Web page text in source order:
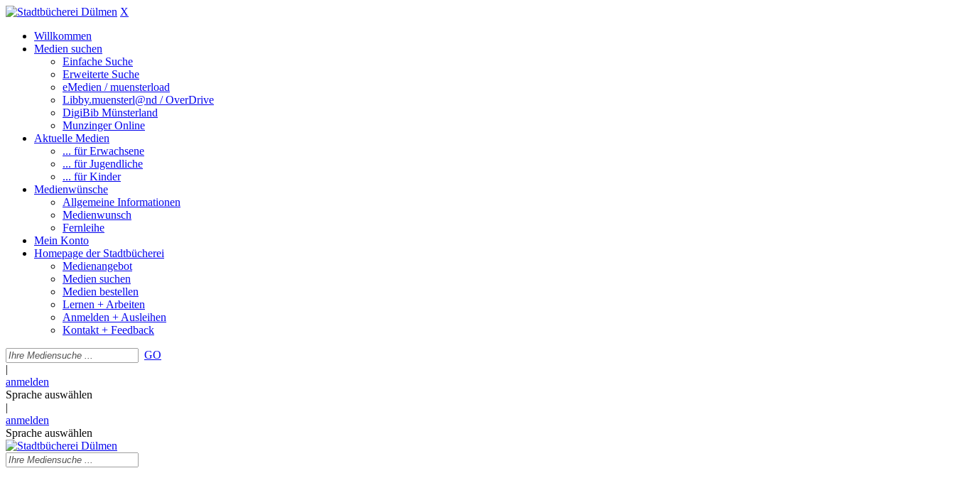
X
Willkommen
Medien suchen
Einfache Suche
Erweiterte Suche
eMedien / muensterload
Libby.muensterl@nd / OverDrive
DigiBib Münsterland
Munzinger Online
Aktuelle Medien
... für Erwachsene
... für Jugendliche
... für Kinder
Medienwünsche
Allgemeine Informationen
Medienwunsch
Fernleihe
Mein Konto
Homepage der Stadtbücherei
Medienangebot
Medien suchen
Medien bestellen
Lernen + Arbeiten
Anmelden + Ausleihen
Kontakt + Feedback
GO
|
anmelden
Sprache auswählen
|
anmelden
Sprache auswählen